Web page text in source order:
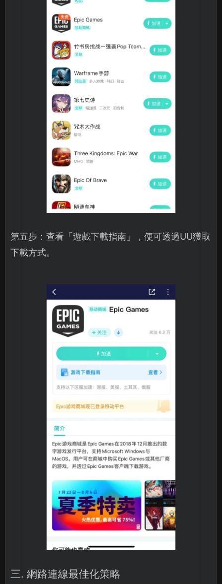
第五步：查看「遊戲下載指南」，便可透過UU獲取
下載方式。
三. 網路連線最佳化策略